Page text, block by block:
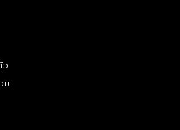
ว
ม